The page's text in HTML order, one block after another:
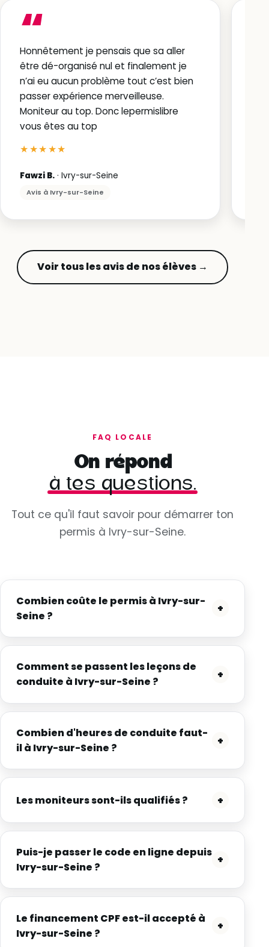
“
Honnêtement je pensais que sa aller
être dé-organisé nul et finalement je
n’ai eu aucun problème tout c’est bien
passer expérience merveilleuse.
Moniteur au top. Donc lepermislibre
vous êtes au top
★★★★★
Fawzi B. · Ivry-sur-Seine
Avis à Ivry-sur-Seine
Voir tous les avis de nos élèves →
FAQ LOCALE
On répond
à tes questions.
Tout ce qu'il faut savoir pour démarrer ton
permis à Ivry-sur-Seine.
Combien coûte le permis à Ivry-sur-
Seine ?
+
Comment se passent les leçons de
conduite à Ivry-sur-Seine ?
+
Combien d'heures de conduite faut-
il à Ivry-sur-Seine ?
+
Les moniteurs sont-ils qualifiés ? +
Puis-je passer le code en ligne depuis
Ivry-sur-Seine ?
+
Le financement CPF est-il accepté à
Ivry-sur-Seine ?
+